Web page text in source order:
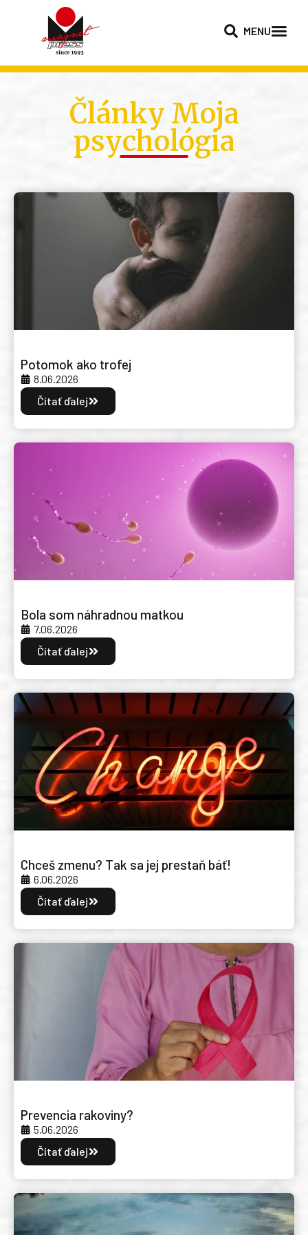
MENU
Články Moja
psychológia
Potomok ako trofej
8.06.2026
Čítať ďalej
Bola som náhradnou matkou
7.06.2026
Čítať ďalej
Chceš zmenu? Tak sa jej prestaň báť!
6.06.2026
Čítať ďalej
Prevencia rakoviny?
5.06.2026
Čítať ďalej